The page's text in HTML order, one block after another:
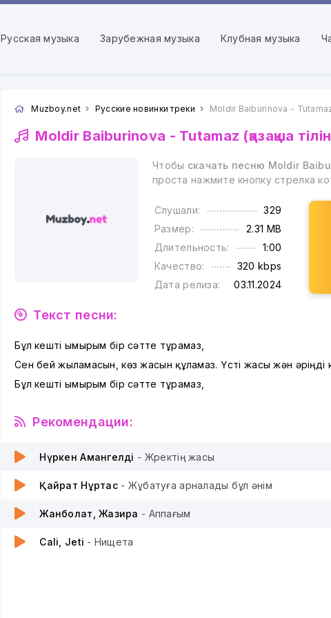
Русская музыка Зарубежная музыка Клубная музыка
Muzboy.net Русские новинки треки Moldir Baiburinova - Tutamaz
Moldir Baiburinova - Tutamaz (қазақша
Чтобы скачать песню Moldir
проста нажмите кнопку стрелка
Слушали:
329
Размер:
2.31 MB
Длительность:
1:00
Качество:
320 kbps
Дата релиза:
03.11.2024
Текст песни:
Бұл кешті ғымырым бір сәтте тұрамаз,
Сен бей жыламасын, көз жасын құламаз. Үсті жасы жән әріңді
Бұл кешті ғымырым бір сәтте тұрамаз,
Рекомендации:
Нүркен Амангелді - Жүректің жасы
Қайрат Нұртас - Жұбатуға арналады бұл әнім
Жанболат, Жазира - Аппағым
Cali, Jeti - Нищета